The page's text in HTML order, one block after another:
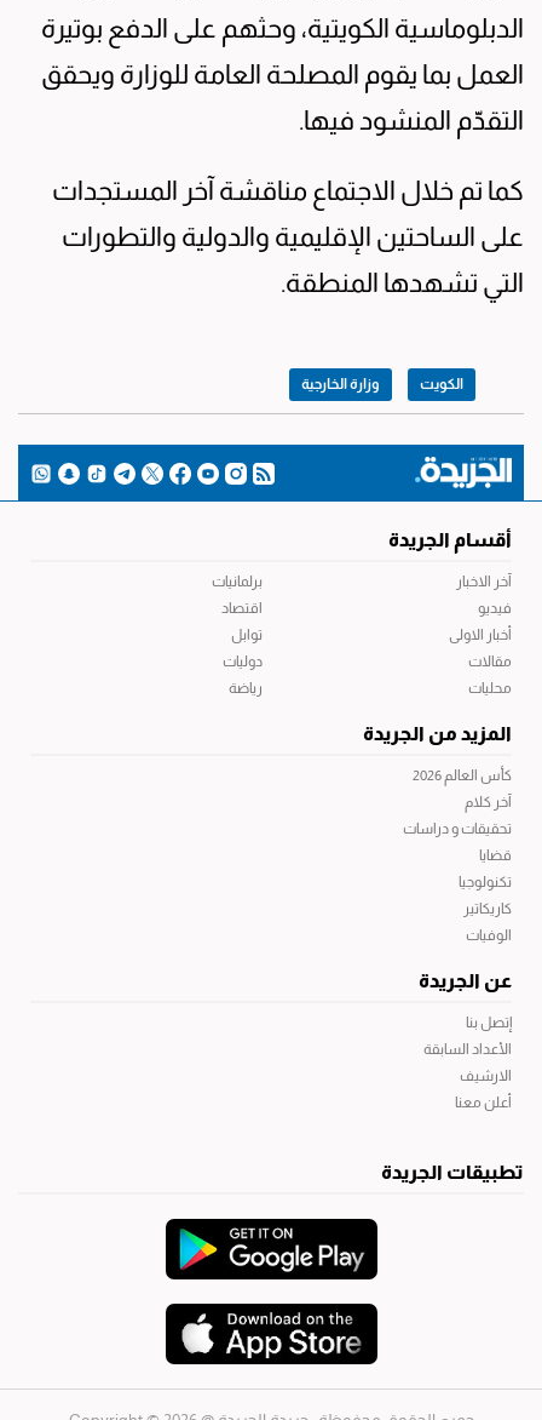
الدبلوماسية الكويتية، وحثهم على الدفع بوتيرة
العمل بما يقوم المصلحة العامة للوزارة ويحقق
التقدّم المنشود فيها.
كما تم خلال الاجتماع مناقشة آخر المستجدات
على الساحتين الإقليمية والدولية والتطورات
التي تشهدها المنطقة.
الكويت وزارة الخارجية
أقسام الجريدة
آخر الاخبار
فيديو
أخبار الاولى
مقالات
محليات
برلمانيات
اقتصاد
توابل
دوليات
رياضة
المزيد من الجريدة
كأس العالم 2026
آخر كلام
تحقيقات و دراسات
قضايا
تكنولوجيا
كاريكاتير
الوفيات
عن الجريدة
إتصل بنا
الأعداد السابقة
الارشيف
أعلن معنا
تطبيقات الجريدة